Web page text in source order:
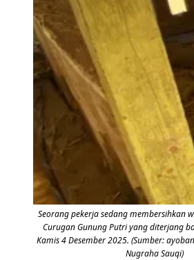
Seorang pekerja sedang membersihkan
Curugan Gunung Putri yang diterjang
Kamis 4 Desember 2025. (Sumber:
Nugraha Sauqi)